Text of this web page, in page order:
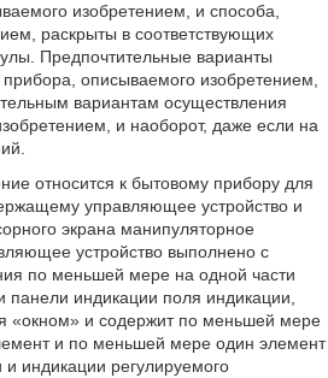
изобретением, и способа,
раскрыты в соответствующих
Предпочтительные варианты
описываемого изобретением,
вариантам осуществления
и наоборот, даже если на
относится к бытовому прибору для
управляющее устройство и
экрана манипуляторное
устройство выполнено с
по меньшей мере на одной части
панели индикации поля индикации,
«окном» и содержит по меньшей мере
и по меньшей мере один элемент
индикации регулируемого